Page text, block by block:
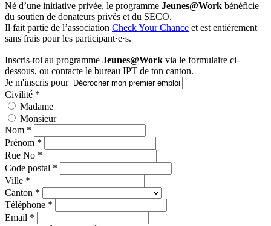
Né d’une initiative privée, le programme Jeunes@Work bénéficie
du soutien de donateurs privés et du SECO.
Il fait partie de l’association Check Your Chance et est entièrement
sans frais pour les participant·e·s.
Inscris-toi au programme Jeunes@Work via le formulaire ci-
dessous, ou contacte le bureau IPT de ton canton.
Je m'inscris pour
Civilité *
Madame
Monsieur
Nom *
Prénom *
Rue No *
Code postal *
Ville *
Canton *
Téléphone *
Email *